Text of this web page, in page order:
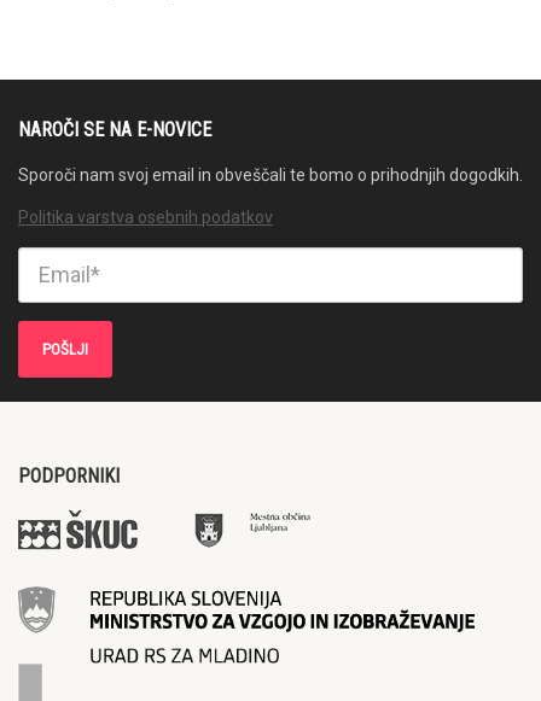
NAROČI SE NA E-NOVICE
Sporoči nam svoj email in obveščali te bomo o prihodnjih dogodkih.
Politika varstva osebnih podatkov
PODPORNIKI